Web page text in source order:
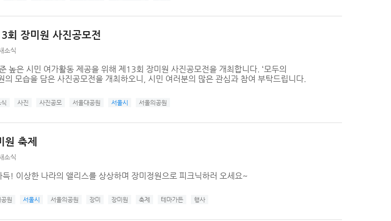
회 장미원 사진공모전
소식
높은 시민 여가활동 제공을 위해 제13회 장미원 사진공모전을 개최합니다. ‘모두의
의 모습을 담은 사진공모전을 개최하오니, 시민 여러분의 많은 관심과 참여 부탁드립니다.
사진 사진공모 서울대공원 서울시 서울의공원
축제
소식
! 이상한 나라의 앨리스를 상상하며 장미정원으로 피크닉하러 오세요~
원 서울시 서울의공원 장미 장미원 축제 테마가든 행사